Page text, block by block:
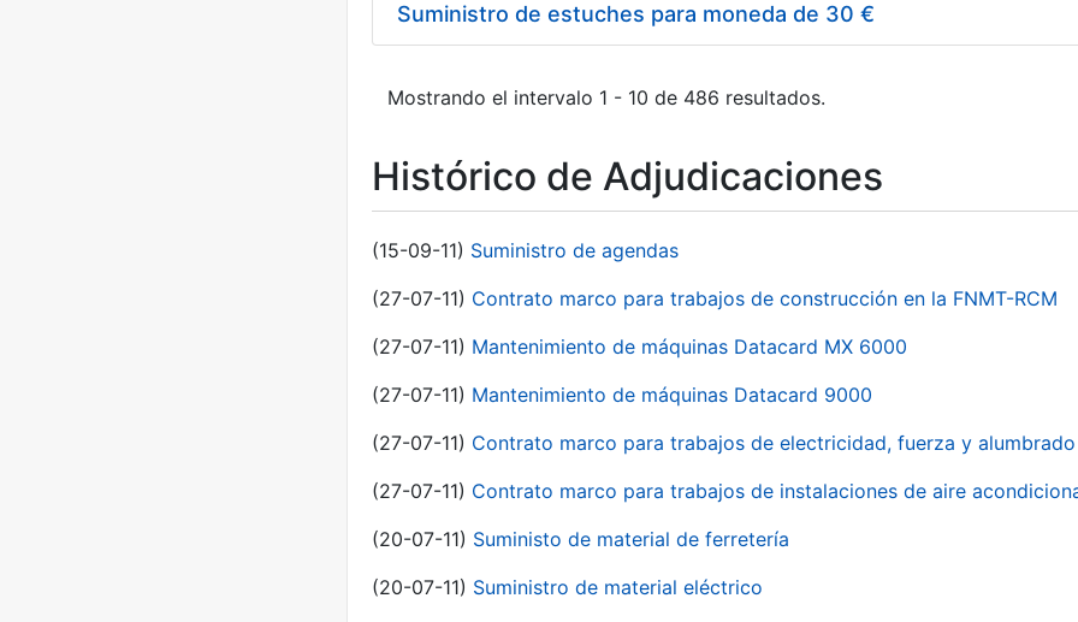
Suministro de estuches para moneda de 30 €
Mostrando el intervalo 1 - 10 de 486 resultados.
Histórico de Adjudicaciones
(15-09-11) Suministro de agendas
(27-07-11) Contrato marco para trabajos de construcción en la FNMT-RCM
(27-07-11) Mantenimiento de máquinas Datacard MX 6000
(27-07-11) Mantenimiento de máquinas Datacard 9000
(27-07-11) Contrato marco para trabajos de electricidad, fuerza y alumbrado
(27-07-11) Contrato marco para trabajos de instalaciones de aire
(20-07-11) Suministo de material de ferretería
(20-07-11) Suministro de material eléctrico